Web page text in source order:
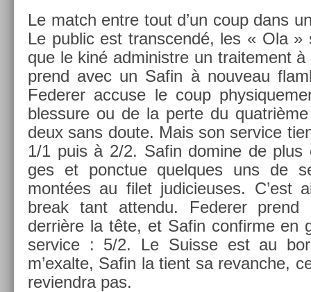
Le match entre tout d’un coup dans
Le pub­lic est trans­cendé, les « Ola »
que le kiné ad­ministre un traite­ment
prend avec un Safin à nouveau
Feder­er ac­cuse le coup
bles­sure ou de la perte du
deux sans doute. Mais son ser­vice
1/1 puis à 2/2. Safin domine de
ges et ponctue quel­ques uns de
montées au filet judicieuses. C’est
break tant at­tendu. Feder­er prend
derrière la tête, et Safin con­fir­me en
ser­vice : 5/2. Le Suis­se est au
m’exal­te, Safin la tient sa re­vanche,
re­viendra pas.